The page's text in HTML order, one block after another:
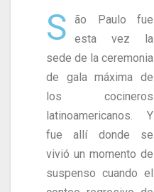
S
ão Paulo fue
esta vez la
sede de la ceremonia
de gala máxima de
los cocineros
latinoamericanos. Y
fue allí donde se
vivió un momento de
suspenso cuando el